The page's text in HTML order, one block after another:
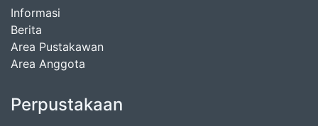
Informasi
Berita
Area Pustakawan
Area Anggota
Perpustakaan